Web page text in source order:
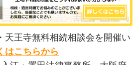
天王寺無料相続相談会を開催い
はこちらから